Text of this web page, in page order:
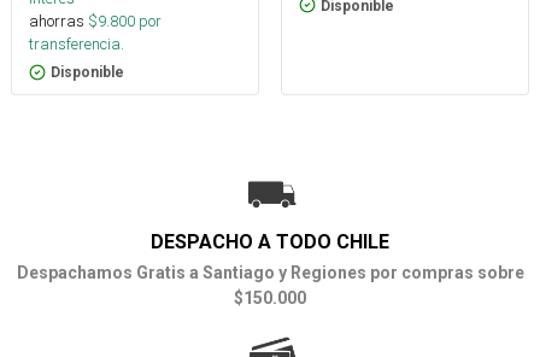
ahorras $9.800 por
transferencia.
Disponible
Disponible
DESPACHO A TODO CHILE
Despachamos Gratis a Santiago y Regiones por compras sobre
$150.000